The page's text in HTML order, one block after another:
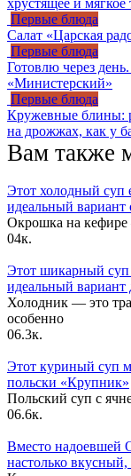
хрустящее и мягкое
Первые блюда
Салат «Царская
Первые блюда
Готовлю через
«Министерский»
Первые блюда
Кружевные блины:
на дрожжах, как у
Вам также
Этот холодный суп
идеальный
Окрошка на
04к.
Этот шикарный суп
идеальный вариант
Холодник — это
особенно
06.3к.
Этот куриный суп
польски «Крупник»
Польский суп с
06.6к.
Вместо надоевшей
настолько